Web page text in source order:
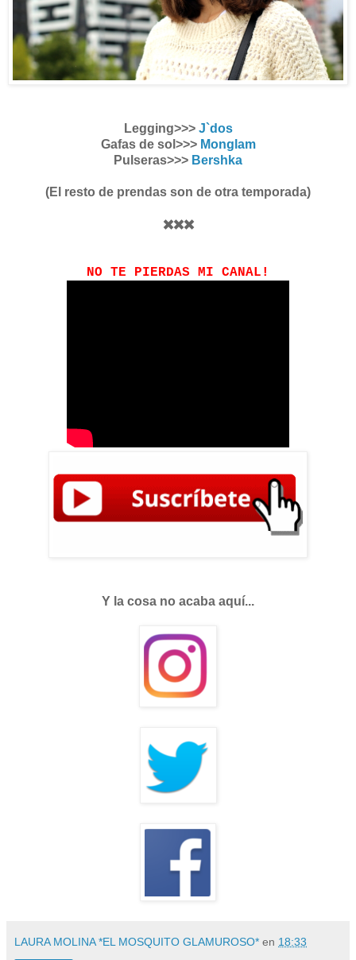
Legging>>> J`dos
Gafas de sol>>> Monglam
Pulseras>>> Bershka
(El resto de prendas son de otra temporada)
✖️✖️✖️
NO TE PIERDAS MI CANAL!
Y la cosa no acaba aquí...
LAURA MOLINA *EL MOSQUITO GLAMUROSO* en 18:33